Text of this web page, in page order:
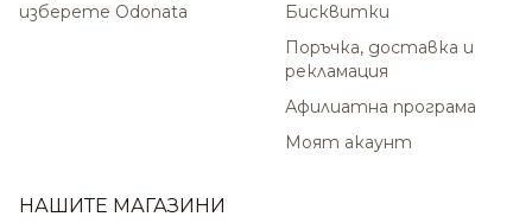
изберете Odonata
Бисквитки
Поръчка, доставка и
рекламация
Афилиатна програма
Моят акаунт
НАШИТЕ МАГАЗИНИ